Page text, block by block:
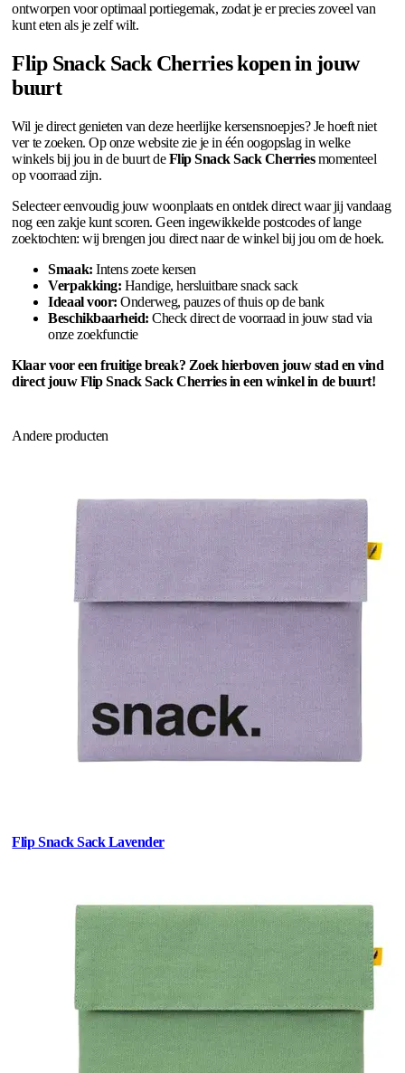
ontworpen voor optimaal portiegemak, zodat je er precies zoveel van
kunt eten als je zelf wilt.
Flip Snack Sack Cherries kopen in jouw
buurt
Wil je direct genieten van deze heerlijke kersensnoepjes? Je hoeft niet
ver te zoeken. Op onze website zie je in één oogopslag in welke
winkels bij jou in de buurt deFlip Snack Sack Cherriesmomenteel
op voorraad zijn.
Selecteer eenvoudig jouw woonplaats en ontdek direct waar jij vandaag
nog een zakje kunt scoren. Geen ingewikkelde postcodes of lange
zoektochten: wij brengen jou direct naar de winkel bij jou om de hoek.
Smaak: Intens zoete kersen
Verpakking: Handige, hersluitbare snack sack
Ideaal voor: Onderweg, pauzes of thuis op de bank
Beschikbaarheid: Check direct de voorraad in jouw stad via
onze zoekfunctie
Klaar voor een fruitige break? Zoek hierboven jouw stad en vind
direct jouw Flip Snack Sack Cherries in een winkel in de buurt!
Andere producten
Flip Snack Sack Lavender